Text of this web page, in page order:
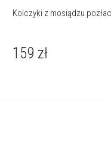
Kolczyki z mosiądzu
159 zł